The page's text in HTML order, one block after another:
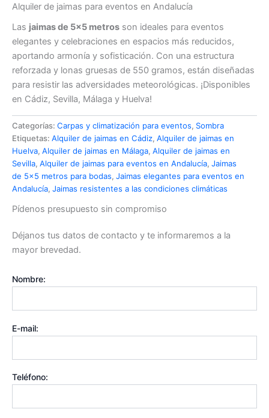
Alquiler de jaimas para eventos en Andalucía
Las jaimas de 5×5 metros son ideales para eventos
elegantes y celebraciones en espacios más reducidos,
aportando armonía y sofisticación. Con una estructura
reforzada y lonas gruesas de 550 gramos, están diseñadas
para resistir las adversidades meteorológicas. ¡Disponibles
en Cádiz, Sevilla, Málaga y Huelva!
Categorías: Carpas y climatización para eventos, Sombra
Etiquetas: Alquiler de jaimas en Cádiz, Alquiler de jaimas en
Huelva, Alquiler de jaimas en Málaga, Alquiler de jaimas en
Sevilla, Alquiler de jaimas para eventos en Andalucía, Jaimas
de 5×5 metros para bodas, Jaimas elegantes para eventos en
Andalucía, Jaimas resistentes a las condiciones climáticas
Pídenos presupuesto sin compromiso
Déjanos tus datos de contacto y te informaremos a la
mayor brevedad.
Nombre:
E-mail:
Teléfono: